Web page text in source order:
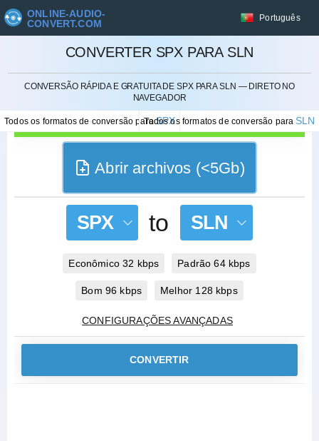
ONLINE-AUDIO-
CONVERT.COM
Português
CONVERTER SPX PARA SLN
CONVERSÃO RÁPIDA E GRATUITA DE SPX PARA SLN — DIRETO NO
NAVEGADOR
Todos os formatos de conversão paraSPX
Todos os formatos de conversão para SLN
Abrir archivos (<5Gb)
SPX to SLN
Econômico 32 kbps Padrão 64 kbps
Bom 96 kbps Melhor 128 kbps
CONFIGURAÇÕES AVANÇADAS
CONVERTIR